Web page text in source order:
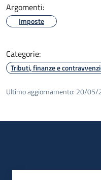
Argomenti:
Imposte
Categorie:
Tributi, finanze e
Ultimo aggiornamento: 20/05/